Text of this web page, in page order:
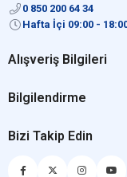
0 850 200 64 34
Hafta İçi 09:00 -
Alışveriş Bilgileri
Bilgilendirme
Bizi Takip Edin